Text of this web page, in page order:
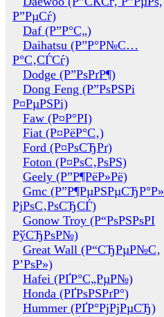
Р”РµСѓ)
Daf (Р”Р°С„)
Daihatsu (Р”Р°Р№С…
Р°С‚СЃСѓ)
Dodge (Р”РѕРґР¶)
Dong Feng (Р”РѕРЅРі
Р¤РµРЅРі)
Faw (Р¤Р°РІ)
Fiat (Р¤РёР°С‚)
Ford (Р¤РѕСЂРґ)
Foton (Р¤РѕС‚РѕРЅ)
Geely (Р”Р¶РёР»Рё)
Gmc (Р”Р¶РµРЅРµСЂР°Р»
РјРѕС‚РѕСЂСЃ)
Gonow Troy (Р“РѕРЅРѕРІ
РўСЂРѕР№)
Great Wall (Р“СЂРµР№С‚
Р’РѕР»)
Hafei (РҐР°С„РµР№)
Honda (РҐРѕРЅРґР°)
Hummer (РҐР°РјРјРµСЂ)